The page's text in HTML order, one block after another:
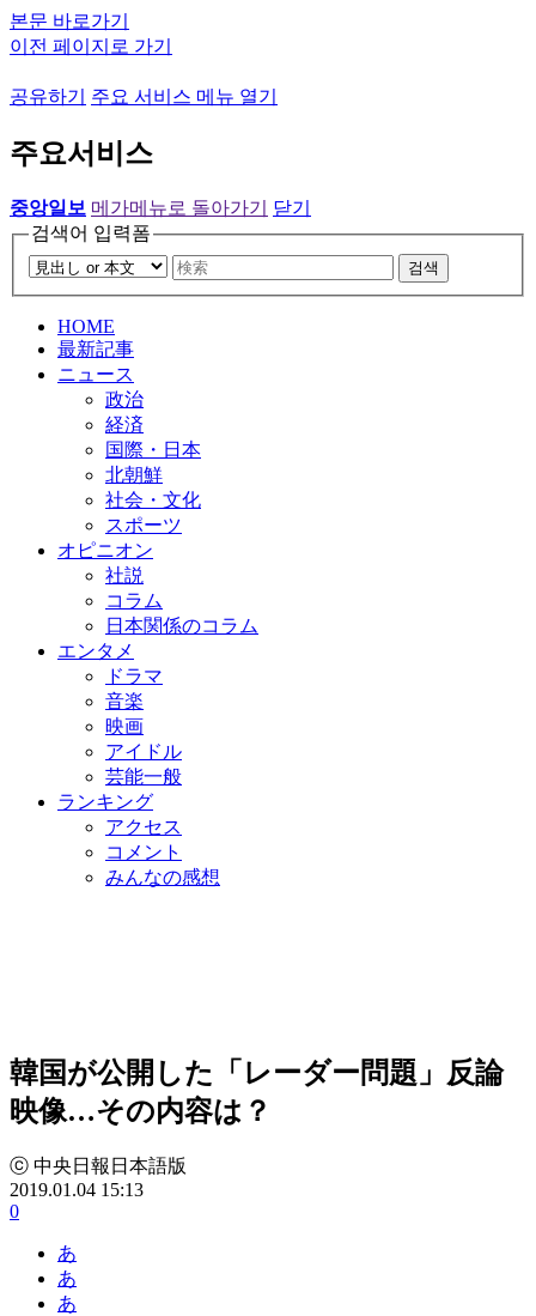
본문 바로가기
이전 페이지로 가기
공유하기 주요 서비스 메뉴 열기
주요서비스
중앙일보 메가메뉴로 돌아가기
닫기
검색어 입력폼
검색
HOME
最新記事
ニュース
政治
経済
国際・日本
北朝鮮
社会・文化
スポーツ
オピニオン
社説
コラム
日本関係のコラム
エンタメ
ドラマ
音楽
映画
アイドル
芸能一般
ランキング
アクセス
コメント
みんなの感想
韓国が公開した「レーダー問題」反論
映像…その内容は？
ⓒ 中央日報日本語版
2019.01.04 15:13
0
あ
あ
あ